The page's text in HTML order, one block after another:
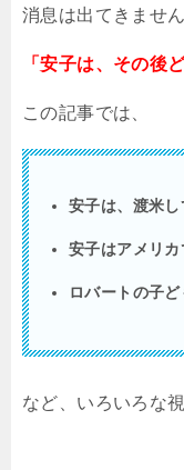
消息は出てきません
「安子は、その後
この記事では、
安子は、渡米
安子はアメリカ
ロバートの子
など、いろいろな